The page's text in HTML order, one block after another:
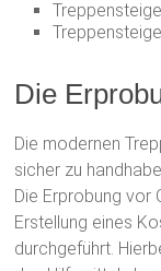
Die
Die modernen
sicher zu
Die Erprobung vor
Erstellung eines
durchgeführt.